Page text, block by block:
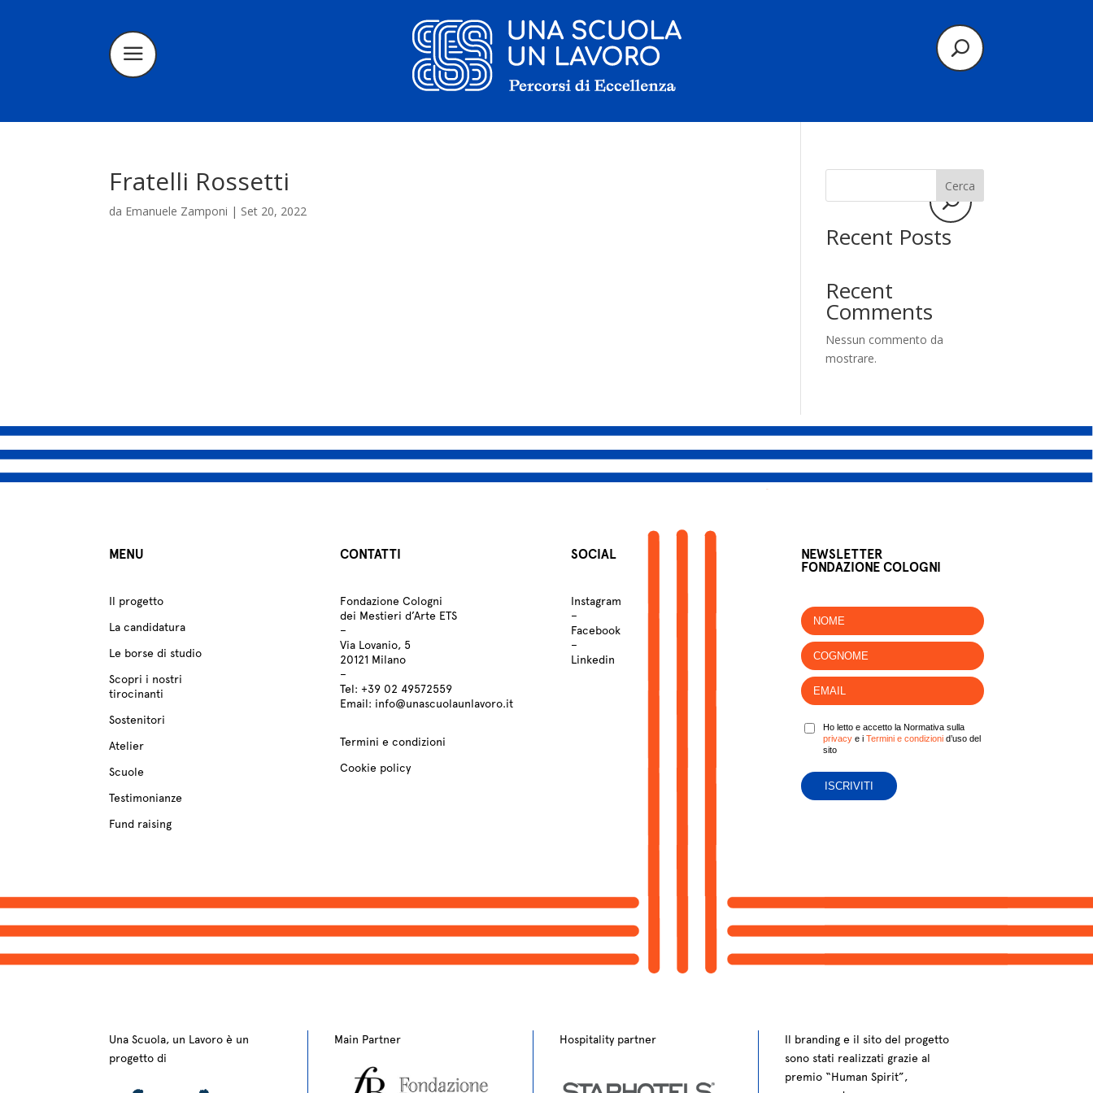
Testimonianze
Fund raising
Fratelli Rossetti
da Emanuele Zamponi | Set 20, 2022
Cerca
Recent Posts
Recent
Comments
Nessun commento da
mostrare.
MENU
Il progetto
La candidatura
Le borse di studio
Scopri i nostri
tirocinanti
Sostenitori
Atelier
Scuole
Testimonianze
Fund raising
CONTATTI
Fondazione Cologni
dei Mestieri d’Arte ETS
–
Via Lovanio, 5
20121 Milano
–
Tel: +3902 49572559
Email: info@unascuolaunlavoro.it
Termini e condizioni
Cookie policy
SOCIAL
Instagram
–
Facebook
–
Linkedin
NEWSLETTER
FONDAZIONE COLOGNI
Ho letto e accetto la Normativa sulla
privacy e iTermini e condizioni d’uso del
sito
Una Scuola, un Lavoro è un
progetto di
Main Partner Hospitality partner
Il branding e il sito del progetto
sono stati realizzati grazie al
premio “Human Spirit”,